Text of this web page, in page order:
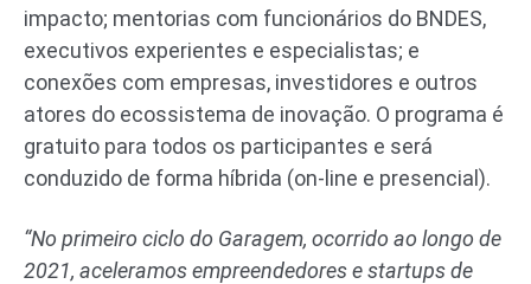
impacto; mentorias com funcionários do BNDES,
executivos experientes e especialistas; e
conexões com empresas, investidores e outros
atores do ecossistema de inovação. O programa é
gratuito para todos os participantes e será
conduzido de forma híbrida (on-line e presencial).
“No primeiro ciclo do Garagem, ocorrido ao longo de
2021, aceleramos empreendedores e startups de